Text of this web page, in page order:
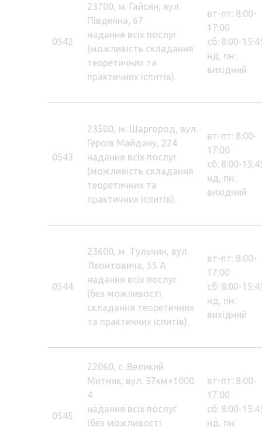
0542
23700, м. Гайсин, вул.
Південна, 67
надання всіх послуг
(можливість складання
теоретичних та
практичних іспитів).
вт-пт: 8:00-
17:00
сб: 8:00-
нд, пн:
вихідний
0543
23500, м. Шаргород, вул.
Героїв Майдану, 224
надання всіх послуг
(можливість складання
теоретичних та
практичних іспитів).
вт-пт: 8:00-
17:00
сб: 8:00-
нд, пн:
вихідний
0544
23600, м. Тульчин, вул.
Леонтовича, 55 А
надання всіх послуг
(без можливості
складання теоретичних
та практичних іспитів).
вт-пт: 8:00-
17:00
сб: 8:00-
нд, пн:
вихідний
0545
22060, с. Великий
Митник, вул. 57км+1000
4
надання всіх послуг
(без можливості
вт-пт: 8:00-
17:00
сб: 8:00-
нд, пн: